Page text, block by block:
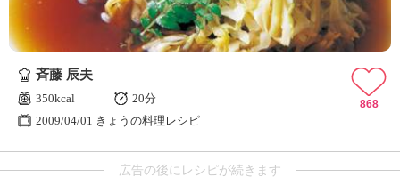
斉藤 辰夫
350kcal
20分
2009/04/01 きょうの料理レシピ
868
広告の後にレシピが続きます